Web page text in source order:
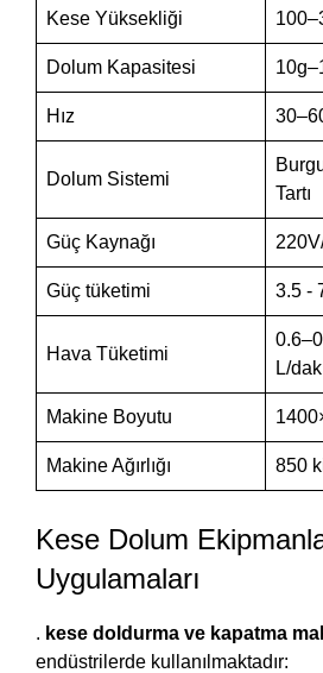
Kese Yüksekliği
Dolum Kapasitesi
Hız
Dolum Sistemi
Tartı
Güç Kaynağı
Güç tüketimi 3.5 -
Hava Tüketimi
L/dak
Makine Boyutu
Makine Ağırlığı 850
Kese Dolum
Uygulamaları
. kese doldurma ve kapatma
endüstrilerde kullanılmaktadır: